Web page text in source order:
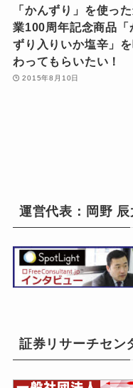
「かんずり」を使った
業100周年記念商品「
ずり入りいか塩辛」
わってもらいたい！
2015年8月10日
運営代表：岡野 辰
証券リサーチセン